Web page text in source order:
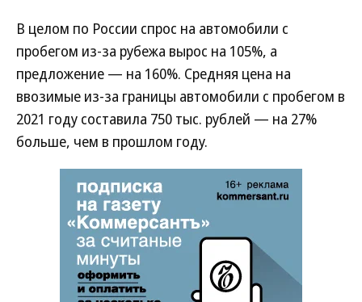
В целом по России спрос на автомобили с
пробегом из-за рубежа вырос на 105%, а
предложение — на 160%. Средняя цена на
ввозимые из-за границы автомобили с пробегом в
2021 году составила 750 тыс. рублей — на 27%
больше, чем в прошлом году.